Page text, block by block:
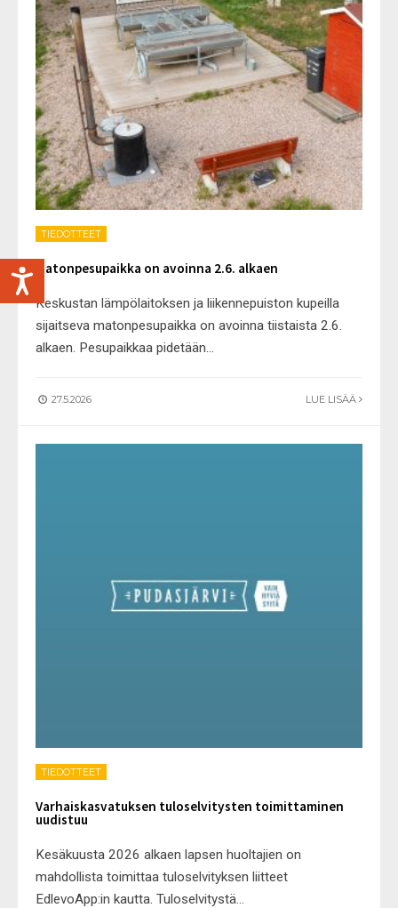
TIEDOTTEET
Matonpesupaikka on avoinna 2.6. alkaen
Keskustan lämpölaitoksen ja liikennepuiston kupeilla
sijaitseva matonpesupaikka on avoinna tiistaista 2.6.
alkaen. Pesupaikkaa pidetään...
27.5.2026 LUE LISÄÄ
TIEDOTTEET
Varhaiskasvatuksen tuloselvitysten toimittaminen
uudistuu
Kesäkuusta 2026 alkaen lapsen huoltajien on
mahdollista toimittaa tuloselvityksen liitteet
EdlevoApp:in kautta. Tuloselvitystä...